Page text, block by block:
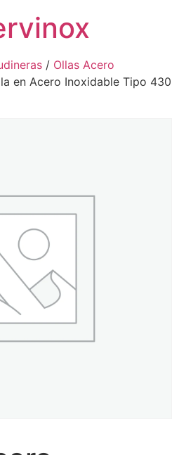
/ Ollas Acero
en Acero Inoxidable Tipo 430